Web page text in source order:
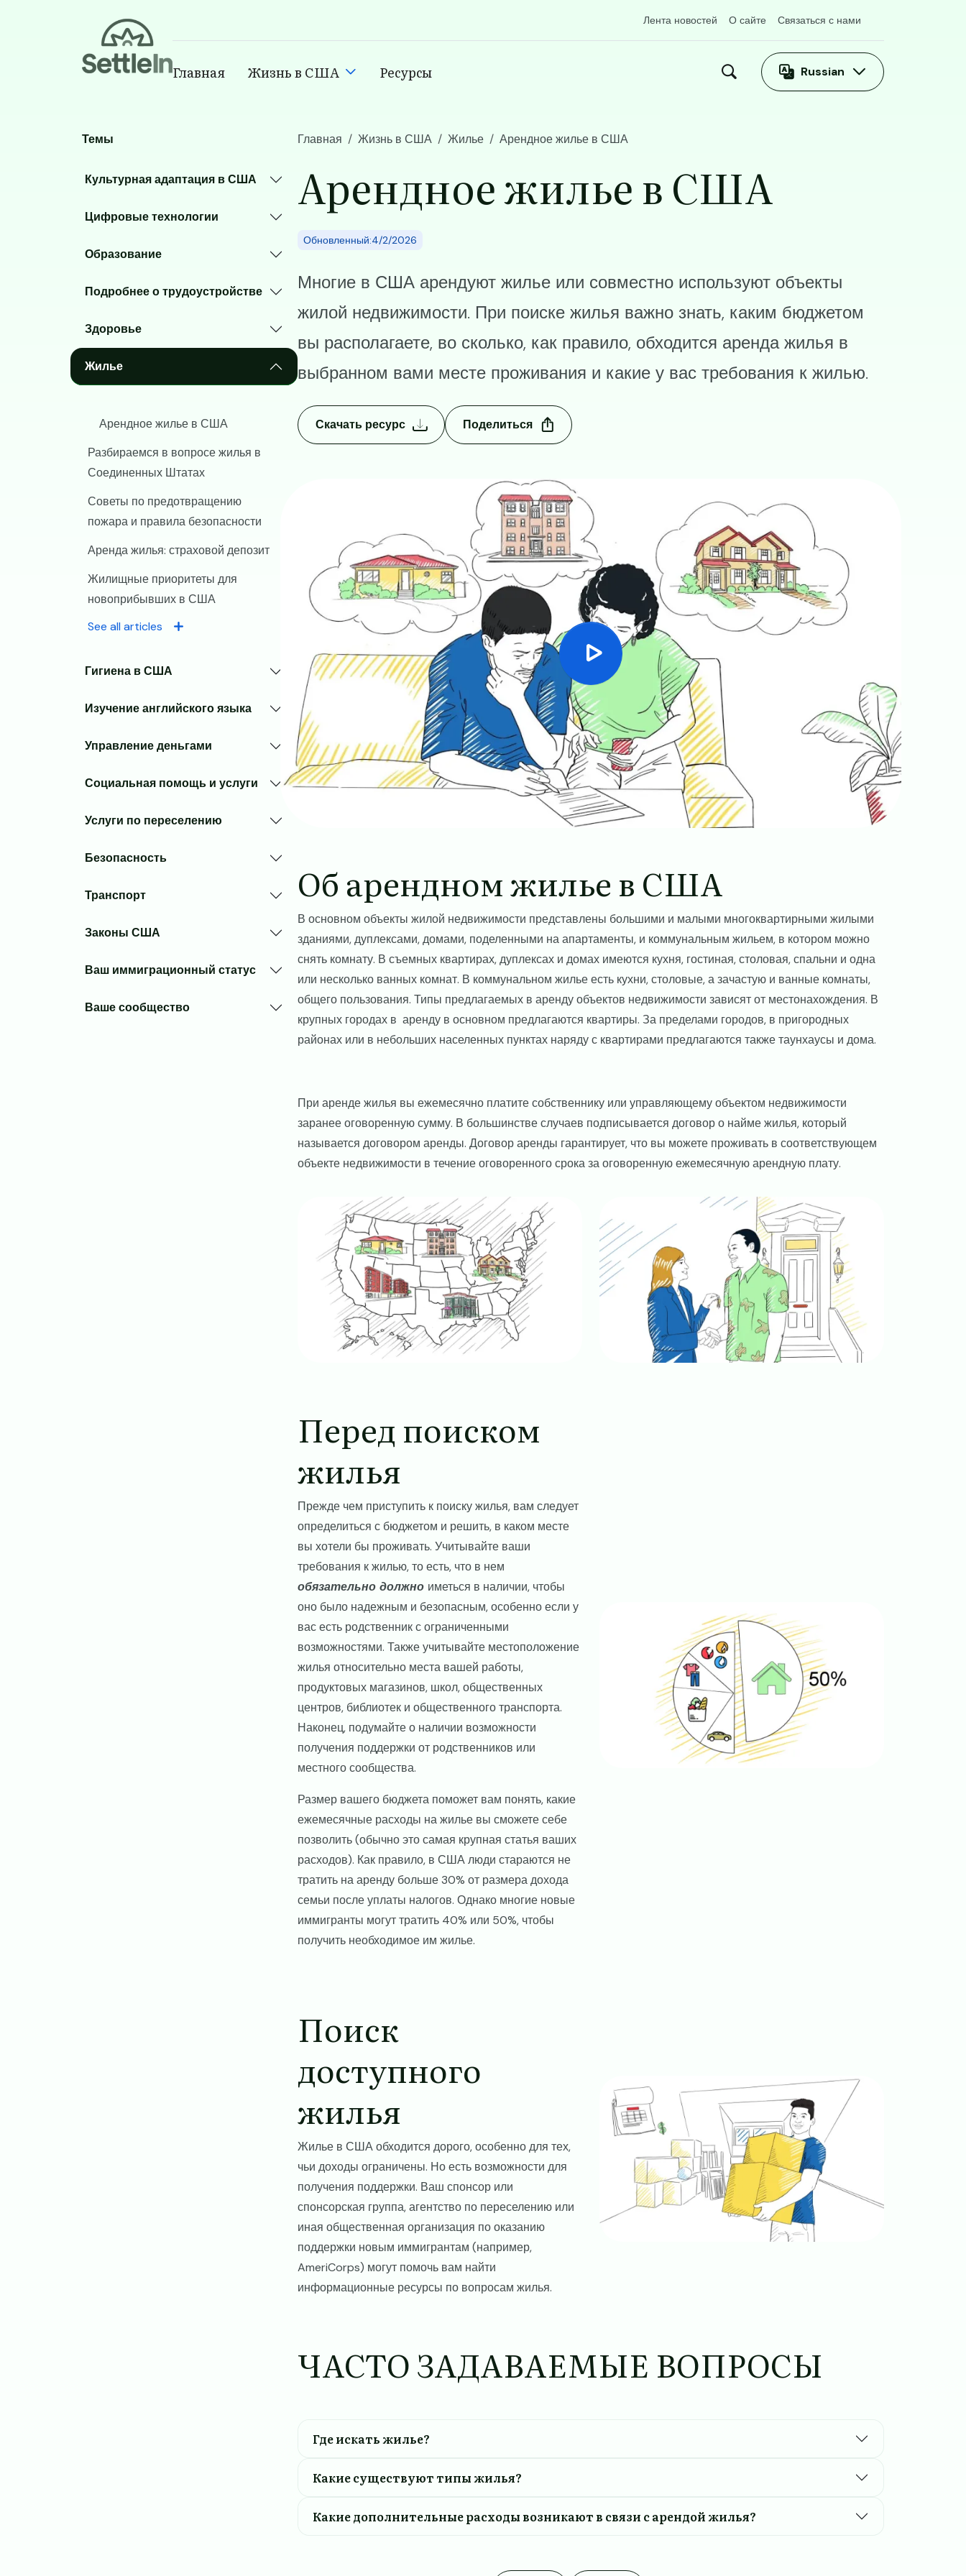
Skip to main content
Лента новостей О сайте Связаться с нами
Главная Жизнь в США Ресурсы Russian
Main navigation
Темы
Культурная адаптация в США
Цифровые технологии
Образование
Подробнее о трудоустройстве
Здоровье
Жилье
Арендное жилье в США
Разбираемся в вопросе жилья в
Соединенных Штатах
Советы по предотвращению
пожара и правила безопасности
Аренда жилья: страховой депозит
Жилищные приоритеты для
новоприбывших в США
See all articles
Гигиена в США
Изучение английского языка
Управление деньгами
Социальная помощь и услуги
Услуги по переселению
Безопасность
Транспорт
Законы США
Ваш иммиграционный статус
Ваше сообщество
Главная Жизнь в США Жилье Арендное жилье в США
Арендное жилье в США
Обновленный:4/2/2026
Многие в США арендуют жилье или совместно используют объекты
жилой недвижимости. При поиске жилья важно знать, каким бюджетом
вы располагаете, во сколько, как правило, обходится аренда жилья в
выбранном вами месте проживания и какие у вас требования к жилью.
Скачать ресурс Поделиться
Об арендном жилье в США
В основном объекты жилой недвижимости представлены большими и малыми многоквартирными жилыми
зданиями, дуплексами, домами, поделенными на апартаменты, и коммунальным жильем, в котором можно
снять комнату. В съемных квартирах, дуплексах и домах имеются кухня, гостиная, столовая, спальни и одна
или несколько ванных комнат. В коммунальном жилье есть кухни, столовые, а зачастую и ванные комнаты,
общего пользования. Типы предлагаемых в аренду объектов недвижимости зависят от местонахождения. В
крупных городах в аренду в основном предлагаются квартиры. За пределами городов, в пригородных
районах или в небольших населенных пунктах наряду с квартирами предлагаются также таунхаусы и дома.
При аренде жилья вы ежемесячно платите собственнику или управляющему объектом недвижимости
заранее оговоренную сумму. В большинстве случаев подписывается договор о найме жилья, который
называется договором аренды. Договор аренды гарантирует, что вы можете проживать в соответствующем
объекте недвижимости в течение оговоренного срока за оговоренную ежемесячную арендную плату.
Перед поиском
жилья
Прежде чем приступить к поиску жилья, вам следует
определиться с бюджетом и решить, в каком месте
вы хотели бы проживать. Учитывайте ваши
требования к жилью, то есть, что в нем
обязательно должно иметься в наличии, чтобы
оно было надежным и безопасным, особенно если у
вас есть родственник с ограниченными
возможностями. Также учитывайте местоположение
жилья относительно места вашей работы,
продуктовых магазинов, школ, общественных
центров, библиотек и общественного транспорта.
Наконец, подумайте о наличии возможности
получения поддержки от родственников или
местного сообщества.
Размер вашего бюджета поможет вам понять, какие
ежемесячные расходы на жилье вы сможете себе
позволить (обычно это самая крупная статья ваших
расходов). Как правило, в США люди стараются не
тратить на аренду больше 30% от размера дохода
семьи после уплаты налогов. Однако многие новые
иммигранты могут тратить 40% или 50%, чтобы
получить необходимое им жилье.
Поиск
доступного
жилья
Жилье в США обходится дорого, особенно для тех,
чьи доходы ограничены. Но есть возможности для
получения поддержки. Ваш спонсор или
спонсорская группа, агентство по переселению или
иная общественная организация по оказанию
поддержки новым иммигрантам (например,
AmeriCorps) могут помочь вам найти
информационные ресурсы по вопросам жилья.
Image
ЧАСТО ЗАДАВАЕМЫЕ ВОПРОСЫ
Где искать жилье?
Какие существуют типы жилья?
Какие дополнительные расходы возникают в связи с арендой жилья?